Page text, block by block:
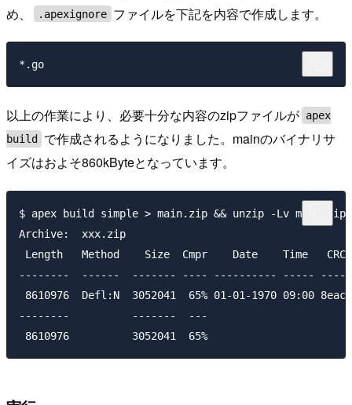
め、
.apexignore ファイルを下記を内容で作成します。
以上の作業により、必要十分な内容のzipファイルが apex
build
で作成されるようになりました。mainのバイナリサ
イズはおよそ860kByteとなっています。
$ apex build simple > main.zip && unzip -Lv main.zip
Archive:  xxx.zip
Length   Method    Size  Cmpr    Date    Time   CRC-
--------  ------  ------- ---- ---------- -----
8610976  Defl:N  3052041  65% 01-01-1970 09:00
--------          -------  ---